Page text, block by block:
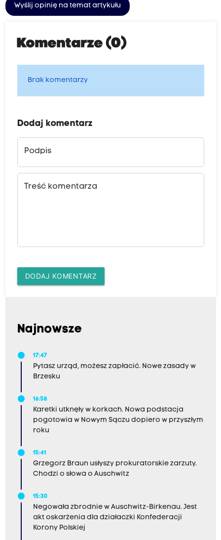
Wyślij opinię na temat artykułu
Komentarze (0)
Brak komentarzy
Dodaj komentarz
Podpis
Treść komentarza
DODAJ KOMENTARZ
Najnowsze
17:47
Pytasz urząd, możesz zapłacić. Nowe zasady w
Brzesku
16:58
Karetki utknęły w korkach. Nowa podstacja
pogotowia w Nowym Sączu dopiero w przyszłym
roku
15:41
Grzegorz Braun usłyszy prokuratorskie zarzuty.
Chodzi o słowa o Auschwitz
15:30
Negowała zbrodnie w Auschwitz-Birkenau. Jest
akt oskarżenia dla działaczki Konfederacji
Korony Polskiej